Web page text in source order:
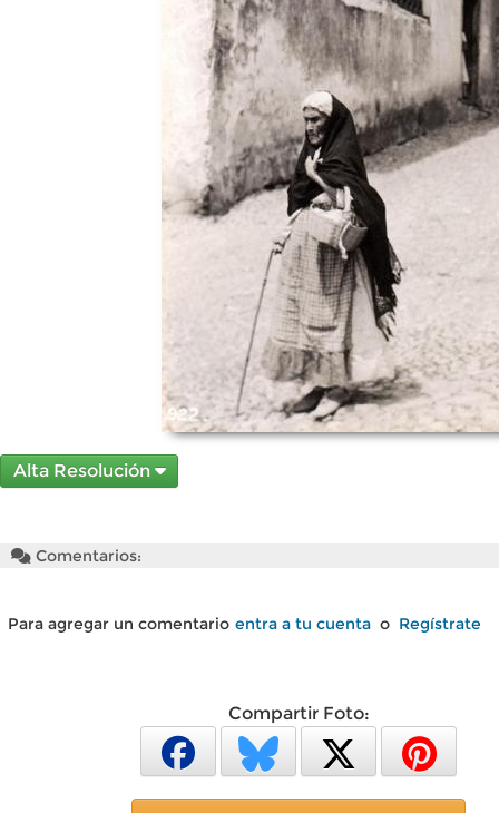
Alta Resolución
Comentarios:
Para agregar un comentario entra a tu cuenta o Regístrate
Compartir Foto: